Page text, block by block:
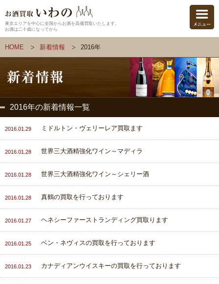
東京エリアを中心に全国からお酒を高価買取いたします。
お酒は二十歳になってから
HOME 新着情報 2016年
2016年の新着情報一覧
2016.01.29 ミドルトン・ヴェリーレア買取ます
2016.01.28 世界三大酒精強化ワイン～マディラ
2016.01.28 世界三大酒精強化ワイン～シェリー酒
2016.01.28 真鶴の買取を行っております
2016.01.27 ヘネシーファーストランディング買取ります
2016.01.25 ベン・ネヴィスの買取を行っております
2016.01.23 カナディアンウイスキーの買取を行っております